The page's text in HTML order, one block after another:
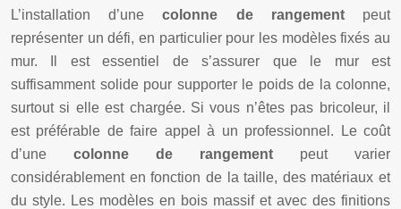
L’installation d’unecolonne de rangement peut
représenter un défi, en particulier pour les modèles fixés au
mur. Il est essentiel de s’assurer que le mur est
suffisamment solide pour supporter le poids de la colonne,
surtout si elle est chargée. Si vous n’êtes pas bricoleur, il
est préférable de faire appel à un professionnel. Le coût
d’une colonne de rangement peut varier
considérablement en fonction de la taille, des matériaux et
du style. Les modèles en bois massif et avec des finitions